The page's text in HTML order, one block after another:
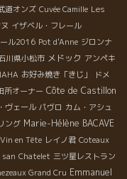
道オンズ Cuvée Camille Les
イザベル・フレール
ル2016 Pot d'Anne ジロンナ
川県小松市 メドック アンペキ
お好み焼き「きじ」
ドメ
所オーナー Côte de Castillon
ヴェール パヴロ カム・アシュ
ング Marie-Hélène BACAVE
en Tête レイノ君 Coteaux
san Chatelet 三ツ星レストラン
Grand Cru Emmanuel